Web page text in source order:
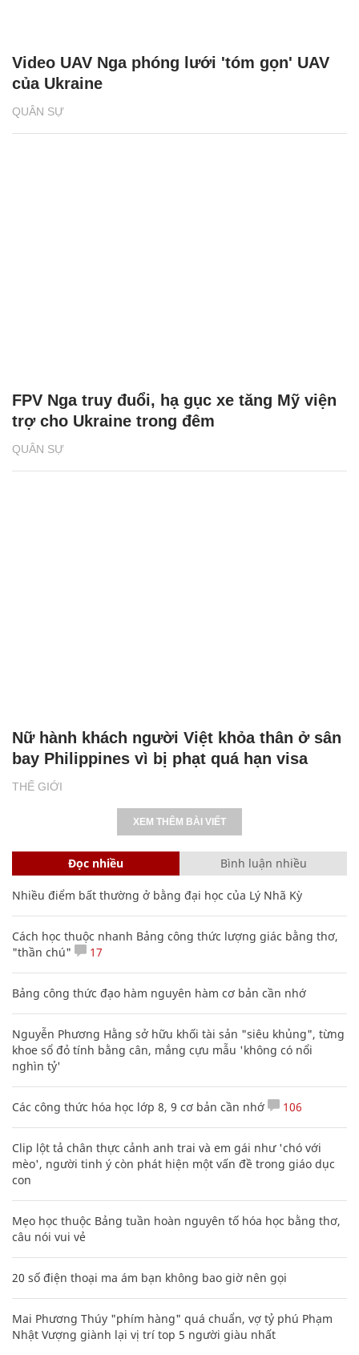
QUÂN SỰ
Video UAV Nga phóng lưới 'tóm gọn' UAV
của Ukraine
QUÂN SỰ
FPV Nga truy đuổi, hạ gục xe tăng Mỹ viện
trợ cho Ukraine trong đêm
THẾ GIỚI
Nữ hành khách người Việt khỏa thân ở sân
bay Philippines vì bị phạt quá hạn visa
XEM THÊM BÀI VIẾT
Đọc nhiều Bình luận nhiều
Nhiều điểm bất thường ở bằng đại học của Lý Nhã Kỳ
Cách học thuộc nhanh Bảng công thức lượng giác bằng thơ,
"thần chú"
17
Bảng công thức đạo hàm nguyên hàm cơ bản cần nhớ
Nguyễn Phương Hằng sở hữu khối tài sản "siêu khủng", từng
khoe sổ đỏ tính bằng cân, mắng cựu mẫu 'không có nổi
nghìn tỷ'
Các công thức hóa học lớp 8, 9 cơ bản cần nhớ 106
Clip lột tả chân thực cảnh anh trai và em gái như 'chó với
mèo', người tinh ý còn phát hiện một vấn đề trong giáo dục
con
Mẹo học thuộc Bảng tuần hoàn nguyên tố hóa học bằng thơ,
câu nói vui vẻ
20 số điện thoại ma ám bạn không bao giờ nên gọi
Mai Phương Thúy "phím hàng" quá chuẩn, vợ tỷ phú Phạm
Nhật Vượng giành lại vị trí top 5 người giàu nhất